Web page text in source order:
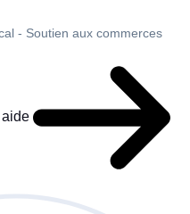
- Soutien aux commerces
aide